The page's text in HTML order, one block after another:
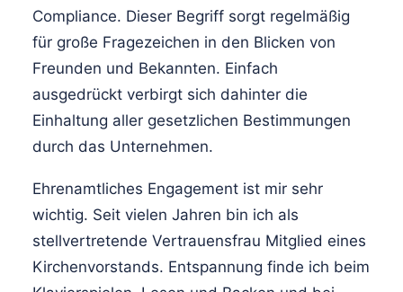
Compliance. Dieser Begriff sorgt regelmäßig
für große Fragezeichen in den Blicken von
Freunden und Bekannten. Einfach
ausgedrückt verbirgt sich dahinter die
Einhaltung aller gesetzlichen Bestimmungen
durch das Unternehmen.
Ehrenamtliches Engagement ist mir sehr
wichtig. Seit vielen Jahren bin ich als
stellvertretende Vertrauensfrau Mitglied eines
Kirchenvorstands. Entspannung finde ich beim